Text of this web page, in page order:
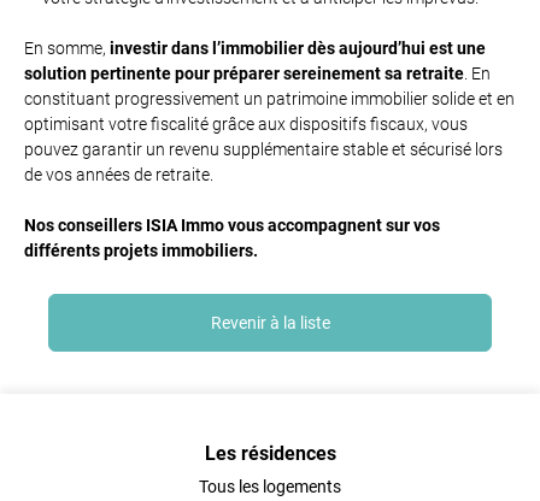
En somme, investir dans l’immobilier dès aujourd’hui est une
solution pertinente pour préparer sereinement sa retraite . En
constituant progressivement un patrimoine immobilier solide et en
optimisant votre fiscalité grâce aux dispositifs fiscaux, vous
pouvez garantir un revenu supplémentaire stable et sécurisé lors
de vos années de retraite.
Nos conseillers ISIA Immo vous accompagnent sur vos
différents projets immobiliers.
Revenir à la liste
Les résidences
Tous les logements